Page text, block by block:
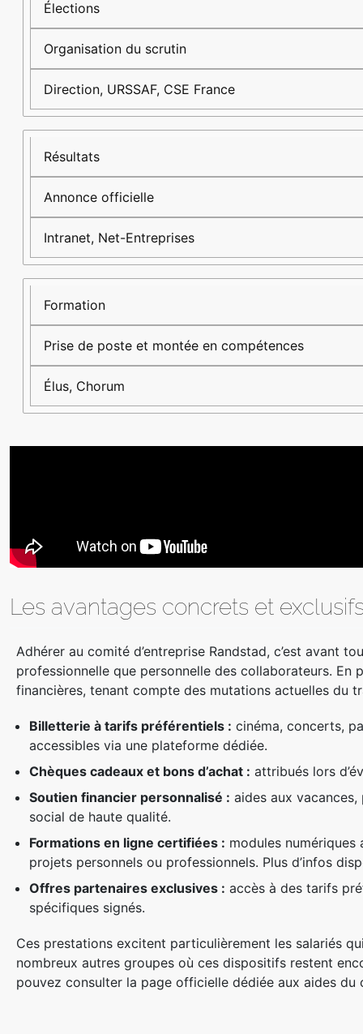
Élections
Organisation du scrutin
Direction, URSSAF, CSE France
Résultats
Annonce officielle
Intranet, Net-Entreprises
Formation
Prise de poste et montée en compétences
Élus, Chorum
Les avantages concrets et
Adhérer au comité d’entreprise Randstad, c’est avant
professionnelle que personnelle des collaborateurs.
financières, tenant compte des mutations actuelles du
Billetterie à tarifs préférentiels : cinéma, concerts,
accessibles via une plateforme dédiée.
Chèques cadeaux et bons d’achat : attribués lors
Soutien financier personnalisé : aides aux
social de haute qualité.
Formations en ligne certifiées : modules
projets personnels ou professionnels. Plus d’infos
Offres partenaires exclusives : accès à des tarifs
spécifiques signés.
Ces prestations excitent particulièrement les salariés
nombreux autres groupes où ces dispositifs restent
pouvez consulter la page officielle dédiée aux aides